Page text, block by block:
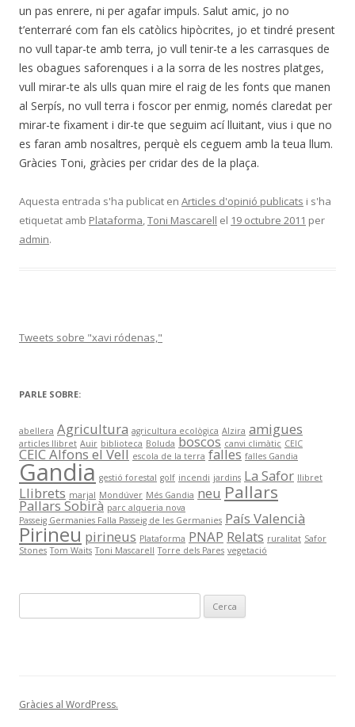
un pas enrere, ni per agafar impuls. Salut amic, jo no
t’enterraré com fan els catòlics hipòcrites, jo et tindré present
no vull tapar-te amb terra, jo vull tenir-te a les carrasques de
les obagues saforenques i a la sorra de les nostres platges,
vull mirar-te als ulls quan mire el raig de les fonts que manen
al Serpís, no vull terra i foscor per enmig, només claredat per
mirar-te fixament i dir-te que seguim ací lluitant, vius i que no
es faran amb nosaltres, perquè els ceguem amb la teua llum.
Gràcies Toni, gràcies per cridar des de la plaça.
Aquesta entrada s'ha publicat en Articles d'opinió publicats i s'ha
etiquetat amb Plataforma,Toni Mascarell el 19 octubre 2011 per
admin.
Tweets sobre "xavi ródenas,"
PARLE SOBRE:
abellera Agricultura agricultura ecològica Alzira amigues
articles llibret Auir biblioteca Boluda boscos canvi climàtic CEIC
CEIC Alfons el Vell escola de la terra falles falles Gandia
Gandia gestió forestal golf incendi jardins La Safor llibret
Llibrets marjal Mondúver Més Gandia neu Pallars
Pallars Sobirà parc alqueria nova
Passeig Germanies Falla Passeig de les Germanies País Valencià
Pirineu pirineus Plataforma PNAP Relats ruralitat Safor
Stones Tom Waits Toni Mascarell Torre dels Pares vegetació
e
:Gràcies al WordPress.